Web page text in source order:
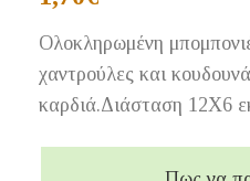
Ολοκληρωμένη
χαντρούλες και
καρδιά.Διάσταση 12Χ6